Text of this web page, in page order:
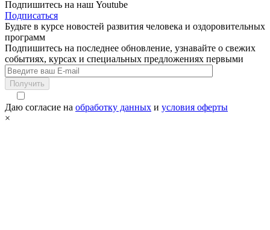
Подпишитесь на наш Youtube
Подписаться
Будьте в курсе новостей развития человека и оздоровительных
программ
Подпишитесь на последнее обновление, узнавайте о свежих
событиях, курсах и специальных предложениях первыми
Получить
Даю согласие на обработку данных и условия оферты
×